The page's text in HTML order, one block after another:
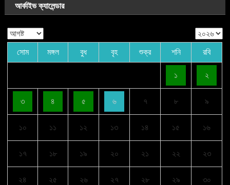
আর্কাইভ ক্যালেন্ডার
সোম মঙ্গল বুধ বৃহ শুক্র শনি রবি
১ ২
৩ ৪ ৫ ৬ ৭ ৮ ৯
১০ ১১ ১২ ১৩ ১৪ ১৫ ১৬
১৭ ১৮ ১৯ ২০ ২১ ২২ ২৩
২৪ ২৫ ২৬ ২৭ ২৮ ২৯ ৩০